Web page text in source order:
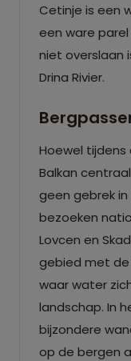
Cetinje is een
een ware
niet overslaan
Drina Rivier.
Hoewel tijdens
Balkan
geen gebrek in
bezoeken
Lovcen en
gebied met
waar water
landschap. In
bijzondere
op de bergen